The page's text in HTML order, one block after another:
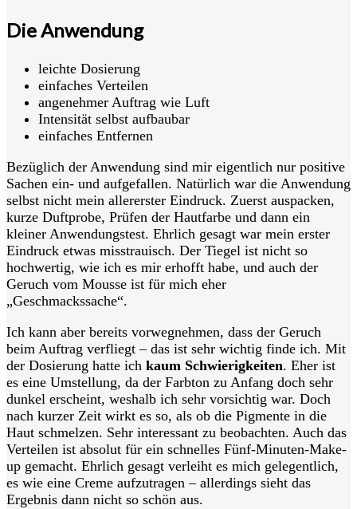
Die Anwendung
leichte Dosierung
einfaches Verteilen
angenehmer Auftrag wie Luft
Intensität selbst aufbaubar
einfaches Entfernen
Bezüglich der Anwendung sind mir eigentlich nur positive
Sachen ein- und aufgefallen. Natürlich war die Anwendung
selbst nicht mein allererster Eindruck. Zuerst auspacken,
kurze Duftprobe, Prüfen der Hautfarbe und dann ein
kleiner Anwendungstest. Ehrlich gesagt war mein erster
Eindruck etwas misstrauisch. Der Tiegel ist nicht so
hochwertig, wie ich es mir erhofft habe, und auch der
Geruch vom Mousse ist für mich eher
„Geschmackssache“.
Ich kann aber bereits vorwegnehmen, dass der Geruch
beim Auftrag verfliegt – das ist sehr wichtig finde ich. Mit
der Dosierung hatte ich kaum Schwierigkeiten. Eher ist
es eine Umstellung, da der Farbton zu Anfang doch sehr
dunkel erscheint, weshalb ich sehr vorsichtig war. Doch
nach kurzer Zeit wirkt es so, als ob die Pigmente in die
Haut schmelzen. Sehr interessant zu beobachten. Auch das
Verteilen ist absolut für ein schnelles Fünf-Minuten-Make-
up gemacht. Ehrlich gesagt verleiht es mich gelegentlich,
es wie eine Creme aufzutragen – allerdings sieht das
Ergebnis dann nicht so schön aus.